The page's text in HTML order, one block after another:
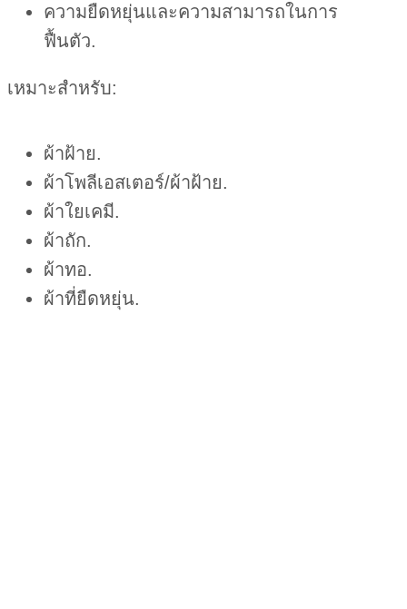
ความยืดหยุ่นและความสามารถในการ
ฟื้นตัว.
เหมาะสำหรับ:
ผ้าฝ้าย.
ผ้าโพลีเอสเตอร์/ผ้าฝ้าย.
ผ้าใยเคมี.
ผ้าถัก.
ผ้าทอ.
ผ้าที่ยืดหยุ่น.